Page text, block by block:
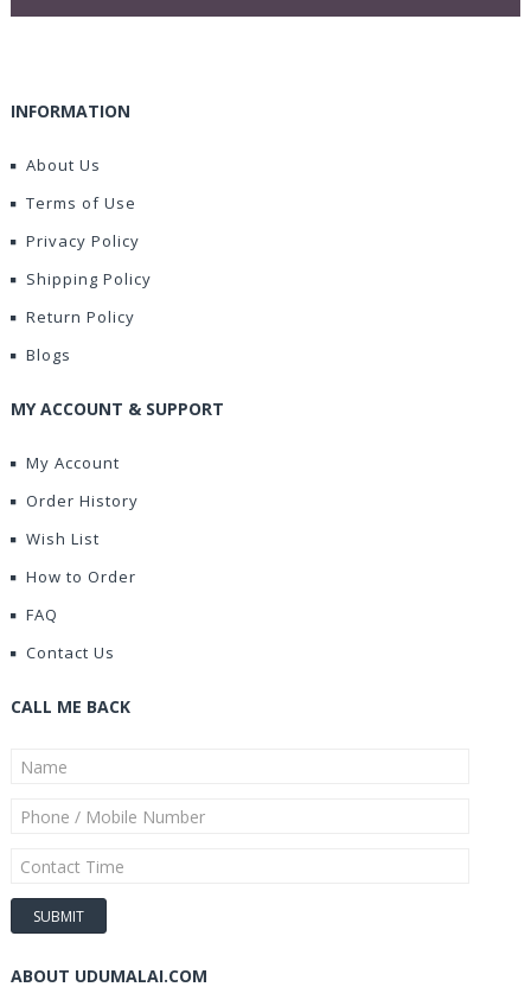
INFORMATION
About Us
Terms of Use
Privacy Policy
Shipping Policy
Return Policy
Blogs
MY ACCOUNT & SUPPORT
My Account
Order History
Wish List
How to Order
FAQ
Contact Us
CALL ME BACK
ABOUT UDUMALAI.COM